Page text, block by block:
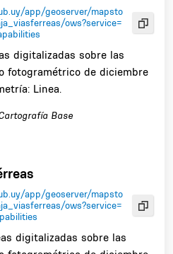
app/geoserver/mapsto
ows?service=
digitalizadas sobre las
fotogramétrico de diciembre
Linea.
Base
app/geoserver/mapsto
ows?service=
digitalizadas sobre las